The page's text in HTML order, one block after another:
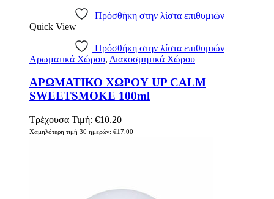
Πρόσθήκη στην λίστα επιθυμιών
Quick View
Πρόσθήκη στην λίστα επιθυμιών
Αρωματικά Χώρου, Διακοσμητικά Χώρου
ΑΡΩΜΑΤΙΚΟ ΧΩΡΟΥ UP CALM
SWEETSMOKE 100ml
Τρέχουσα Τιμή: Original
price
€10.20Η
τρέχουσα
Χαμηλότερη τιμή 30 ημερών: €17.00